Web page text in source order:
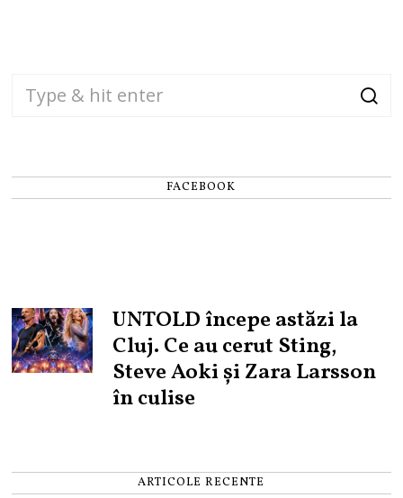
FACEBOOK
UNTOLD începe astăzi la
Cluj. Ce au cerut Sting,
Steve Aoki și Zara Larsson
în culise
ARTICOLE RECENTE